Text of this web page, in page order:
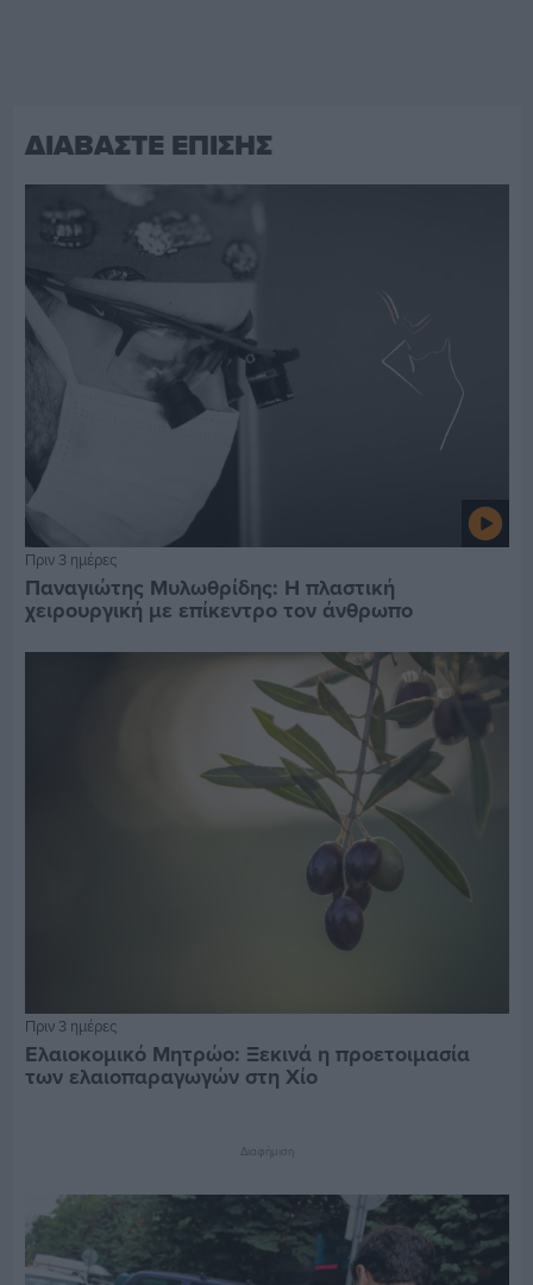
ΔΙΑΒΑΣΤΕ ΕΠΙΣΗΣ
Πριν 3 ημέρες
Παναγιώτης Μυλωθρίδης: Η πλαστική
χειρουργική με επίκεντρο τον άνθρωπο
Πριν 3 ημέρες
Ελαιοκομικό Μητρώο: Ξεκινά η προετοιμασία
των ελαιοπαραγωγών στη Χίο
Διαφήμιση